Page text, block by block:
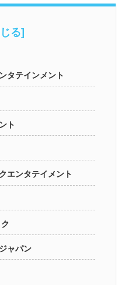
タテインメント
ト
エンタテイメント
ャパン